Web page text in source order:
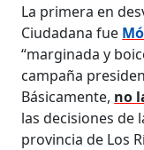
La primera en
Ciudadana fue
“marginada y
campaña
Básicamente, no
las decisiones de
provincia de Los